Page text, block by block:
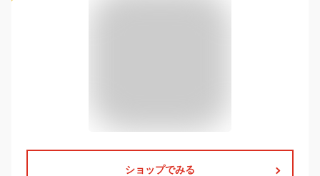
ショップでみる